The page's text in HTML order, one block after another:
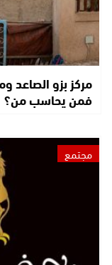
مركز بزو الصاعد
فمن يحاسب من؟
مجتمع